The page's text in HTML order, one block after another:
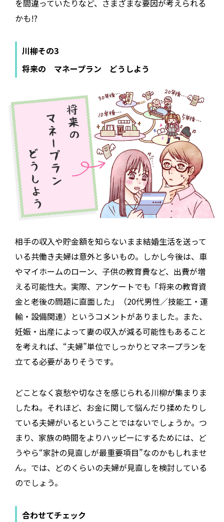
を間違っていたりなど、さまざまな要因が考えられる
かも!?
川柳その3
将来の マネープラン どうしよう
相手の収入や貯金額を知らないまま結婚生活を送って
いる共働き夫婦は意外と多いもの。しかし今後は、車
やマイホームのローン、子供の教育費など、出費が増
える可能性大。実際、アンケートでも「将来の教育資
金と老後の問題に直面した」（20代男性／技能工・運
輸・設備関連）というコメントがありました。また、
妊娠・出産によって妻の収入が減る可能性もあること
を考えれば、“夫婦”単位でしっかりとマネープランを
立てる必要がありそうです。
どことなく哀愁や切なさを感じられる川柳が集まりま
したね。それほど、お金に関して悩んだり揉めたりし
ている夫婦がいるということではないでしょうか。つ
まり、家族の時間をよりハッピーにするためには、ど
うやら“家計の見直しが最重要項目”なのかもしれませ
ん。では、どのくらいの夫婦が見直しを検討している
のでしょう。
合わせてチェック